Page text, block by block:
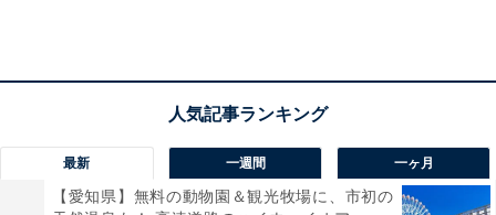
化系のファンは以下のような「好きな理由」まで書いて
くれる方が多く、愛されていることが感じられました。
「キルアの電撃は憧れる（30代・男性）」
最新 一週間 一ヶ月
【愛知県】無料の動物園＆観光牧場に、市初の